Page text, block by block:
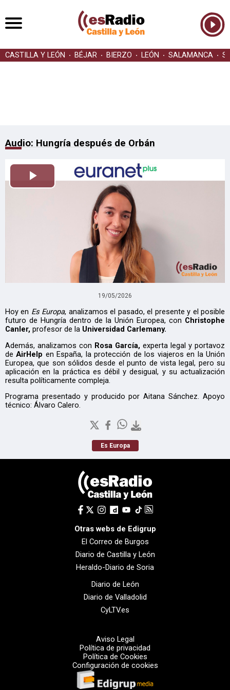
CASTILLA Y LEÓN BÉJAR BIERZO LEÓN SALAMANCA
Audio: Hungría después de Orbán
Reproducir
19/05/2026
Hoy en Es Europa, analizamos el pasado, el presente y el posible
futuro de Hungría dentro de la Unión Europea, con Christophe
Canler, profesor de la Universidad Carlemany.
Además, analizamos con Rosa García, experta legal y portavoz
deAirHelp en España, la protección de los viajeros en la Unión
Europea, que son sólidos desde el punto de vista legal, pero su
aplicación en la práctica es débil y desigual, y su actualización
resulta políticamente compleja.
Programa presentado y producido por Aitana Sánchez. Apoyo
técnico: Álvaro Calero.
Es Europa
Otras webs de Edigrup
El Correo de Burgos
Diario de Castilla y León
Heraldo-Diario de Soria
Diario de León
Diario de Valladolid
CyLTV.es
Aviso Legal
Política de privacidad
Política de Cookies
Configuración de cookies